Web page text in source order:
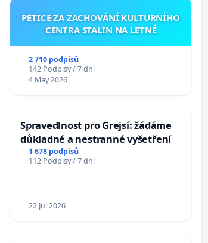
PETICE ZA ZACHOVÁNÍ KULTURNÍHO
CENTRA STALIN NA LETNÉ
2 710 podpisů
142 Podpisy / 7 dní
4 May 2026
Spravedlnost pro Grejsí: žádáme
důkladné a nestranné vyšetření
1 678 podpisů
112 Podpisy / 7 dní
22 Jul 2026